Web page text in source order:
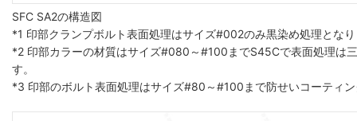
SFC SA2の構造図
*1 印部クランプボルト表面処理はサイズ#002のみ黒染め処理とな
*2 印部カラーの材質はサイズ#080～#100までS45Cで表面処理は
す。
*3 印部のボルト表面処理はサイズ#80～#100まで防せいコーティ